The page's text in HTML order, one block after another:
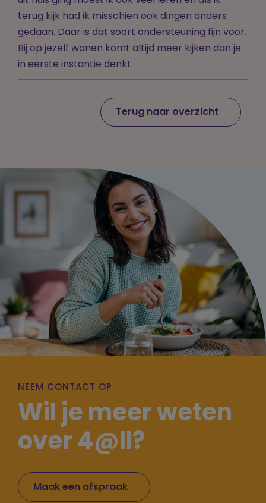
terug kijk had ik misschien ook dingen anders
gedaan. Daar is dat soort ondersteuning fijn voor.
Bij op jezelf wonen komt altijd meer kijken dan je
in eerste instantie denkt.
Terug naar overzicht
NEEM CONTACT OP
Wil je meer weten
over 4@ll?
Maak een afspraak